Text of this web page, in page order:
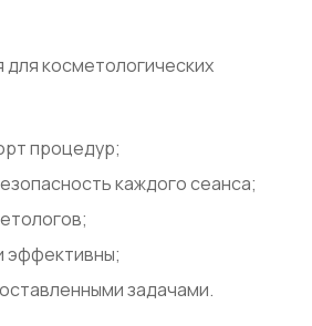
косметологических
процедур;
каждого сеанса;
эффективны;
задачами.